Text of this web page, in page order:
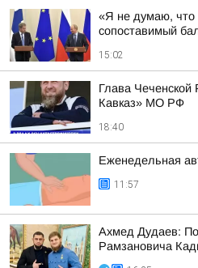
«Я не думаю, что
сопоставимый
15:02
Глава Чеченской
Кавказ» МО РФ
18:40
Еженедельная
11:57
Ахмед Дудаев:
Рамзановича